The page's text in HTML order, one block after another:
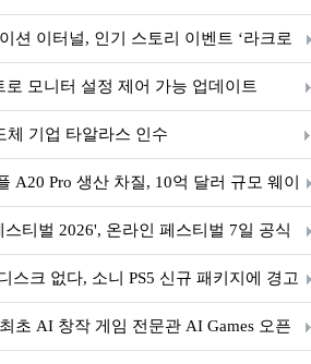
션 이터널, 인기 스토리 이벤트 ‘라크로
한 기념 이벤트 실시!
로 모니터 설정 제어 가능 업데이트
체 기업 타알라스 인수
A20 Pro 생산 차질, 10억 달러 규모 웨이
티벌 2026', 온라인 페스티벌 7일 공식
스크 없다, 소니 PS5 신규 패키지에 경고
초 AI 창작 게임 전문관 AI Games 오픈